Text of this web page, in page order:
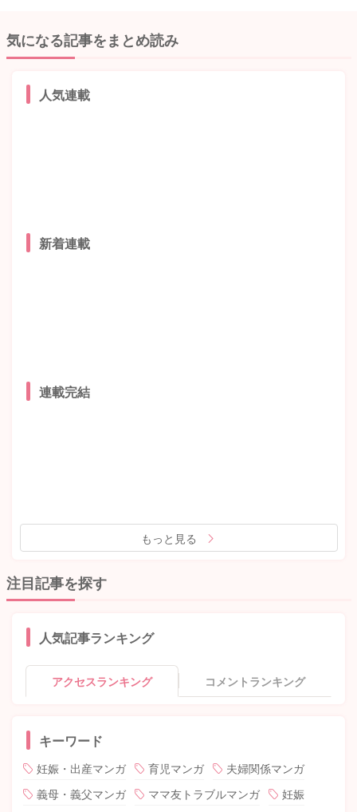
気になる記事をまとめ読み
人気連載
新着連載
連載完結
もっと見る
注目記事を探す
人気記事ランキング
アクセスランキング コメントランキング
キーワード
妊娠・出産マンガ 育児マンガ
夫婦関係マンガ
義母・義父マンガ
ママ友トラブルマンガ
妊娠